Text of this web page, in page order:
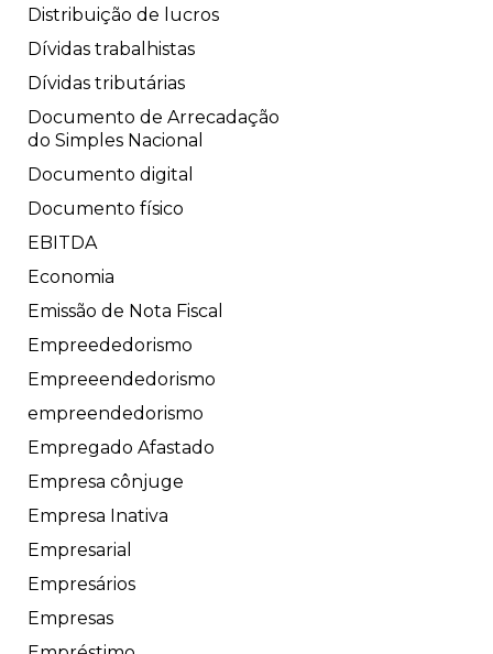
Distribuição de lucros
Dívidas trabalhistas
Dívidas tributárias
Documento de Arrecadação
do Simples Nacional
Documento digital
Documento físico
EBITDA
Economia
Emissão de Nota Fiscal
Empreededorismo
Empreeendedorismo
empreendedorismo
Empregado Afastado
Empresa cônjuge
Empresa Inativa
Empresarial
Empresários
Empresas